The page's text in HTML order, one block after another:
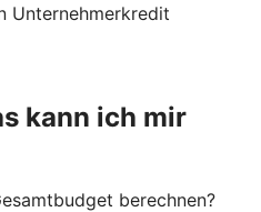
Unternehmerkredit
kann ich mir
berechnen?